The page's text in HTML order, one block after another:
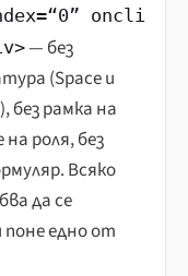
oncli
— без
(Space и
без рамка на
роля, без
Всяко
да се
поне едно от